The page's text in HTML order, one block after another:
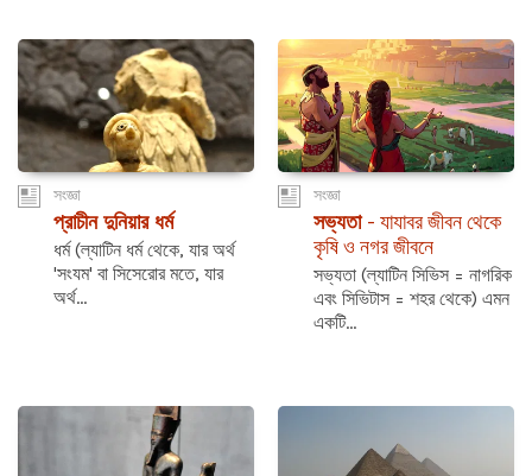
সংজ্ঞা
প্রাচীন দুনিয়ার ধর্ম
ধর্ম (ল্যাটিন ধর্ম থেকে, যার অর্থ
'সংযম' বা সিসেরোর মতে, যার
অর্থ...
সংজ্ঞা
সভ্যতা- যাযাবর জীবন থেকে
কৃষি ও নগর জীবনে
সভ্যতা (ল্যাটিন সিভিস = নাগরিক
এবং সিভিটাস = শহর থেকে) এমন
একটি...